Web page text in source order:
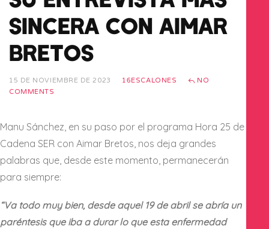
SINCERA CON AIMAR
BRETOS
15 DE NOVIEMBRE DE 2023 16ESCALONES
NO
COMMENTS
Manu Sánchez, en su paso por el programa Hora 25 de
Cadena SER con Aimar Bretos, nos deja grandes
palabras que, desde este momento, permanecerán
para siempre:
“Va todo muy bien, desde aquel 19 de abril se abría un
paréntesis que iba a durar lo que esta enfermedad